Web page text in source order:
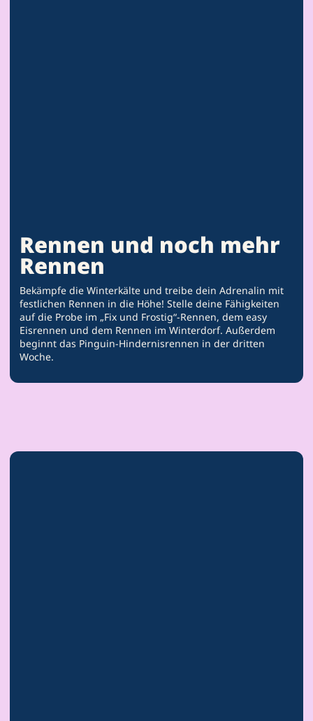
Rennen und noch mehr
Rennen
Bekämpfe die Winterkälte und treibe dein Adrenalin mit
festlichen Rennen in die Höhe! Stelle deine Fähigkeiten
auf die Probe im „Fix und Frostig“-Rennen, dem easy
Eisrennen und dem Rennen im Winterdorf. Außerdem
beginnt das Pinguin-Hindernisrennen in der dritten
Woche.